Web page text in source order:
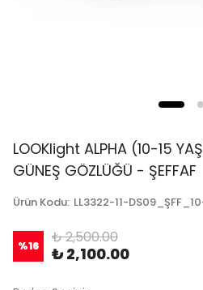
LOOKlight ALPHA (10-15
GÜNEŞ GÖZLÜĞÜ - ŞEFFAF
Ürün Kodu: LL3322-11-
%16 ₺ 2,500.00
₺ 2,100.00